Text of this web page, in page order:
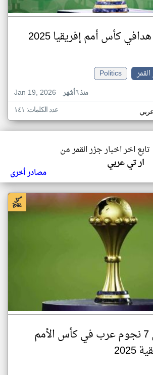
كأس أمم إفريقيا 2025
Politics
Jan 19, 2026
منذ ٦ أشهر
عدد الكلمات: ١٤١
تابع اخر اخبار جزر القمر من
ار تي عربي
مصادر أخرى
أفضل 7 نجوم عرب في كأس الأمم